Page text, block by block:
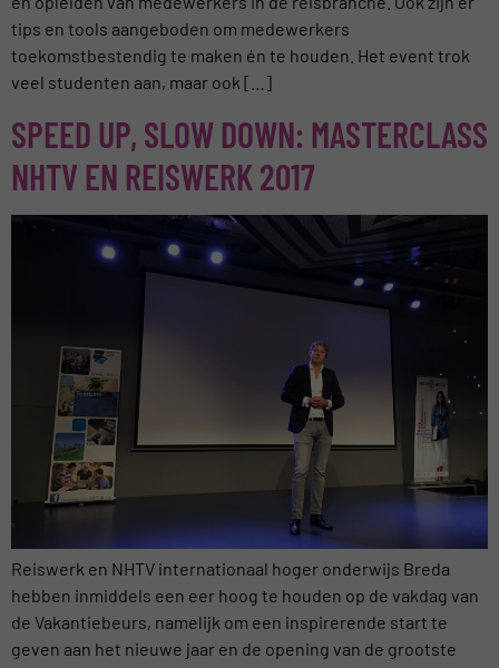
tips en tools aangeboden om medewerkers
toekomstbestendig te maken én te houden. Het event trok
veel studenten aan, maar ook […]
SPEED UP, SLOW DOWN: MASTERCLASS
NHTV EN REISWERK 2017
Reiswerk en NHTV internationaal hoger onderwijs Breda
hebben inmiddels een eer hoog te houden op de vakdag van
de Vakantiebeurs, namelijk om een inspirerende start te
geven aan het nieuwe jaar en de opening van de grootste